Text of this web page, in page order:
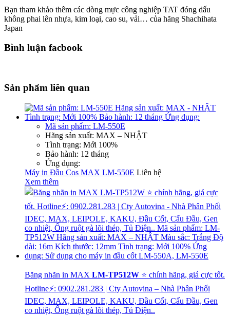
Bạn tham khảo thêm các dòng mực công nghiệp TAT đóng dấu
không phai lên nhựa, kim loại, cao su, vải… của hãng Shachihata
Japan
Bình luận facbook
Sản phẩm liên quan
Mã sản phẩm: LM-550E
Hãng sản xuất: MAX – NHẬT
Tình trạng: Mới 100%
Bảo hành: 12 tháng
Ứng dụng:
Máy in Đầu Cos MAX LM-550E Liên hệ
Xem thêm
Băng nhãn in MAX LM-TP512W ⭐ chính hãng, giá cực tốt.
Hotline⚡: 0902.281.283 | Cty Autovina – Nhà Phân Phối
IDEC, MAX, LEIPOLE, KAKU, Đầu Cốt, Cấu Đầu, Gen
co nhiệt, Ống ruột gà lõi thép, Tủ Điện..